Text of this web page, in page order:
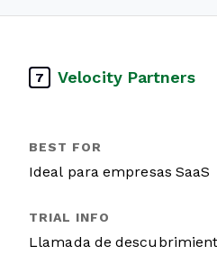
7 Velocity Partners
Ideal para empresas SaaS
Llamada de